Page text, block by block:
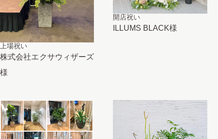
上場祝い
株式会社エクサウィザーズ
様
開店祝い
ILLUMS BLACK様